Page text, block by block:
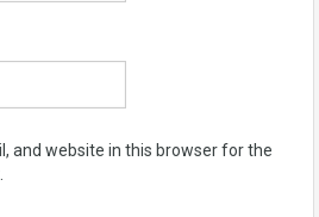
and website in this browser for the